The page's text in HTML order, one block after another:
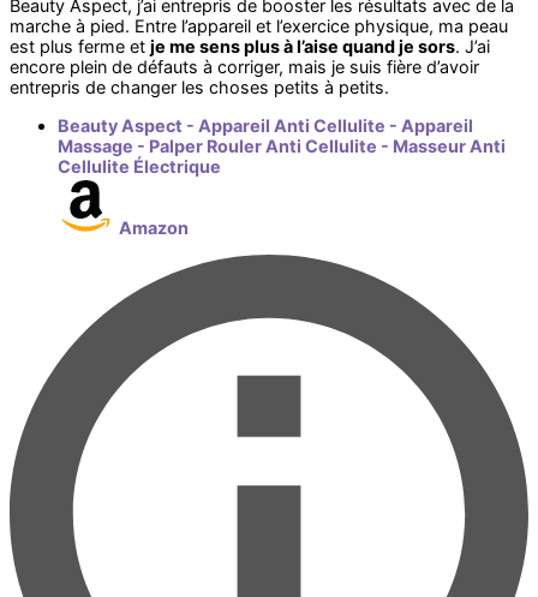
Beauty Aspect, j’ai entrepris de booster les résultats avec de la
marche à pied. Entre l’appareil et l’exercice physique, ma peau
est plus ferme et je me sens plus à l’aise quand je sors. J’ai
encore plein de défauts à corriger, mais je suis fière d’avoir
entrepris de changer les choses petits à petits.
Beauty Aspect - Appareil Anti Cellulite - Appareil
Massage - Palper Rouler Anti Cellulite - Masseur Anti
Cellulite Électrique
Amazon